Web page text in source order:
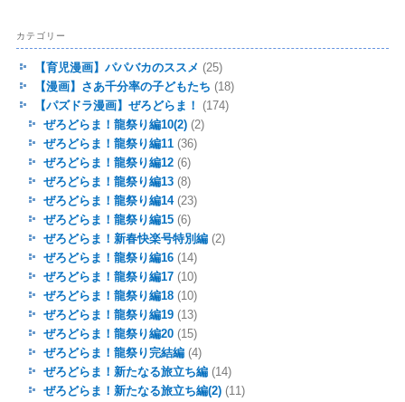
カテゴリー
【育児漫画】パパバカのススメ (25)
【漫画】さあ千分率の子どもたち (18)
【パズドラ漫画】ぜろどらま！
(174)
ぜろどらま！龍祭り編10(2)(2)
ぜろどらま！龍祭り編11(36)
ぜろどらま！龍祭り編12(6)
ぜろどらま！龍祭り編13(8)
ぜろどらま！龍祭り編14(23)
ぜろどらま！龍祭り編15(6)
ぜろどらま！新春快楽号特別編(2)
ぜろどらま！龍祭り編16(14)
ぜろどらま！龍祭り編17(10)
ぜろどらま！龍祭り編18(10)
ぜろどらま！龍祭り編19(13)
ぜろどらま！龍祭り編20(15)
ぜろどらま！龍祭り完結編(4)
ぜろどらま！新たなる旅立ち編(14)
ぜろどらま！新たなる旅立ち編(2)(11)